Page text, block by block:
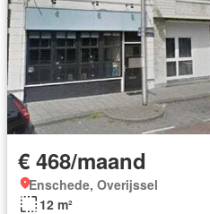
€ 468/maand
Enschede, Overijssel
12 m²